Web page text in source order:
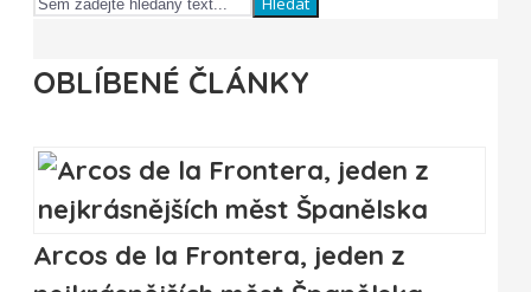
OBLÍBENÉ ČLÁNKY
Arcos de la Frontera, jeden z